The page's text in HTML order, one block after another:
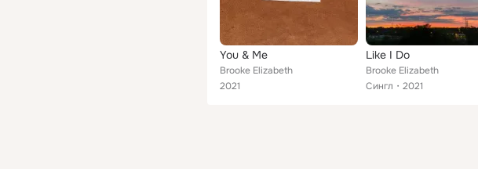
You & Me
Brooke Elizabeth
2021
Like I Do
Brooke Elizabeth
Сингл
2021